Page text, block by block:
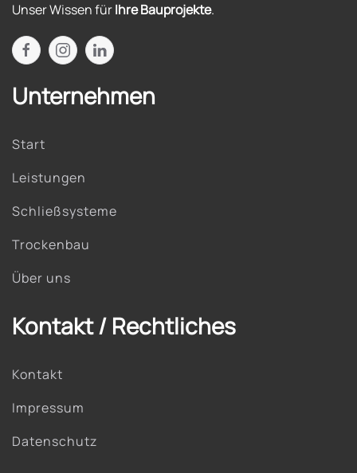
Unser Wissen fürIhre Bauprojekte.
Unternehmen
Start
Leistungen
Schließsysteme
Trockenbau
Über uns
Kontakt / Rechtliches
Kontakt
Impressum
Datenschutz